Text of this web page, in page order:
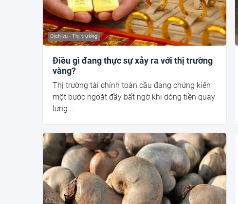
Dịch vụ - Thị trường
Điều gì đang thực sự xảy ra với thị trường
vàng?
Thị trường tài chính toàn cầu đang chứng kiến
một bước ngoặt đầy bất ngờ khi dòng tiền quay
lưng...